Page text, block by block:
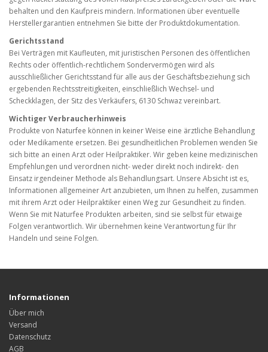
behalten und den Kaufpreis mindern. Informationen über eventuelle
Herstellergarantien entnehmen Sie bitte der Produktdokumentation.
Gerichtsstand
Bei Verträgen mit Kaufleuten, mit juristischen Personen des öffentlichen
Rechts oder öffentlich-rechtlichem Sondervermögen wird als
ausschließlicher Gerichtsstand für alle aus der Geschäftsbeziehung sich
ergebenden Rechtsstreitigkeiten, einschließlich Wechsel- und
Scheckklagen, der Sitz des Verkäufers, 6130 Schwaz vereinbart.
Wichtiger Verbraucherhinweis
Produkte von Naturfee können in keiner Weise eine ärztliche Behandlung
oder Medikamente ersetzen. Bei gesundheitlichen Problemen wenden Sie
sich bitte an einen Arzt oder Heilpraktiker. Wir geben keine medizinischen
Empfehlungen und verordnen nicht- weder direkt noch indirekt- den
Einsatz irgendeiner Methode als Behandlungsart. Unsere Absicht ist es,
Informationen allgemeiner Art anzubieten, um Ihnen zu helfen, zusammen
mit ihrem Arzt oder Heilpraktiker einen Weg zur Gesundheit zu finden.
Wenn Sie mit Naturfee Produkten arbeiten, sind sie selbst für etwaige
Folgen verantwortlich. Wir übernehmen keine Verantwortung für Ihr
Handeln und seine Folgen.
Informationen
Über mich
Versand
Datenschutz
AGB